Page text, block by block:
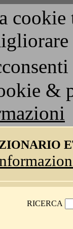
&
RICERCA